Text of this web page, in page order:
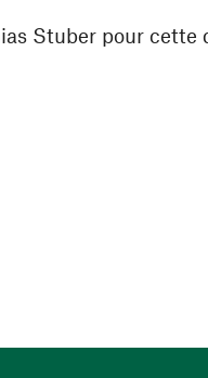
Stuber pour cette